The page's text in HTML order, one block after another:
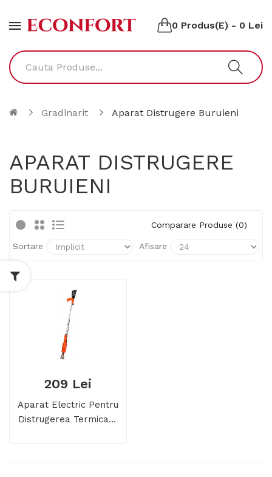
0 Produs(e) - 0 Lei
Gradinarit Aparat Distrugere Buruieni
APARAT DISTRUGERE
BURUIENI
Comparare Produse (0)
Sortare Afisare
209 Lei
Aparat Electric Pentru
Distrugerea Termica A